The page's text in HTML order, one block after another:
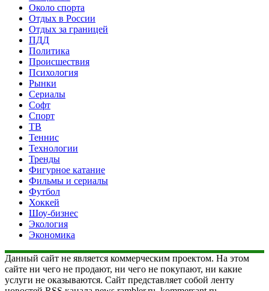
Около спорта
Отдых в России
Отдых за границей
ПДД
Политика
Происшествия
Психология
Рынки
Сериалы
Софт
Спорт
ТВ
Теннис
Технологии
Тренды
Фигурное катание
Фильмы и сериалы
Футбол
Хоккей
Шоу-бизнес
Экология
Экономика
Данный сайт не является коммерческим проектом. На этом
сайте ни чего не продают, ни чего не покупают, ни какие
услуги не оказываются. Сайт представляет собой ленту